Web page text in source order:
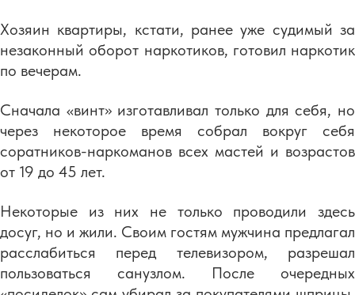
Хозяин квартиры, кстати, ранее уже судимый за
незаконный оборот наркотиков, готовил наркотик
по вечерам.
Сначала «винт» изготавливал только для себя, но
через некоторое время собрал вокруг себя
соратников-наркоманов всех мастей и возрастов
от 19 до 45 лет.
Некоторые из них не только проводили здесь
досуг, но и жили. Своим гостям мужчина предлагал
расслабиться перед телевизором, разрешал
пользоваться санузлом. После очередных